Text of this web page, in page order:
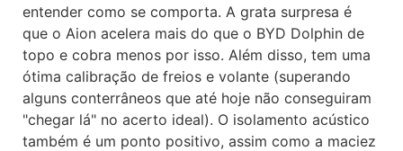
entender como se comporta. A grata surpresa é
que o Aion acelera mais do que o BYD Dolphin de
topo e cobra menos por isso. Além disso, tem uma
ótima calibração de freios e volante (superando
alguns conterrâneos que até hoje não conseguiram
"chegar lá" no acerto ideal). O isolamento acústico
também é um ponto positivo, assim como a maciez